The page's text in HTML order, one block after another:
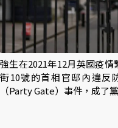
強生在2021年12月英國疫
街10號的首相官邸內違反
（Party Gate）事件，成了